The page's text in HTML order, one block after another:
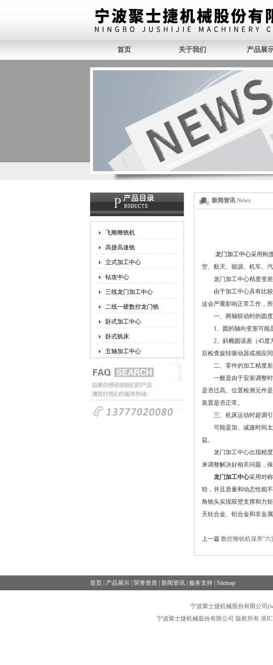
首页 关于我们 产品展
飞雕雕铣机
高捷高速铣
立式加工中心
钻攻中心
三线龙门加工中心
二线一硬数控龙门铣
卧式加工中心
卧式铣床
五轴加工中心
新闻资讯 News
龙门加工中心采用刚
空、航天、能源、机车、
龙门加工中心精度变差
由于加工中心具有比较
这会严重影响正常工作，
一、两轴联动时的圆度
1、圆的轴向变形可能是
2、斜椭圆误差（45度方
后检查旋转驱动器或感应
二、零件的加工精度差
一般是由于安装调整时
是否过高。位置检测元件
装置是否正常。
三、机床运动时超调引
可能是加、减速时间太
益。
龙门加工中心出现精度
来调整解决好相关问题，
龙门加工中心采用对
轻，并且质量和动态性能
角铣头实现双壁支撑和力
天钛合金、铝合金和非金
上一篇 数控雕铣机保养“六
首页 产品展示 荣誉资质 新闻资讯 服务支持 Sitemap
宁波聚士捷机械股份有限公司
宁波聚士捷机械股份有限公司 版权所有 浙